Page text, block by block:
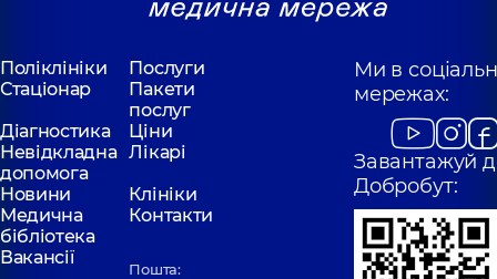
Поліклініки
Послуги
Стаціонар
Пакети
послуг
Діагностика
Ціни
Невідкладна
допомога
Лікарі
Новини
Клініки
Медична
бібліотека
Контакти
Вакансії
Пошта:
Ми в
мережах:
Завантажуй
Добробут: